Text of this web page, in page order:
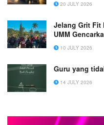
20 JULY 2026
Jelang Grit Fit
UMM
10 JULY 2026
Guru yang
14 JULY 2026